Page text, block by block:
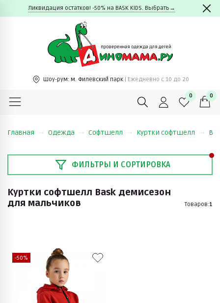
Ликвидация остатков! -50% на BASK KIDS. Выбрать→
Шоу-рум: м. Филевский парк | Ежедневно c 10 до 20
0 0
Главная Одежда Софтшелл Куртки софтшелл
ФИЛЬТРЫ И СОРТИРОВКА
Куртки софтшелл Bask демисезон
для мальчиков
Товаров:1
-50%